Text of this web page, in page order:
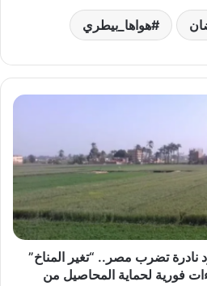
هواها_بيطري
تضرب مصر.. “تغير المناخ”
فورية لحماية المحاصيل من